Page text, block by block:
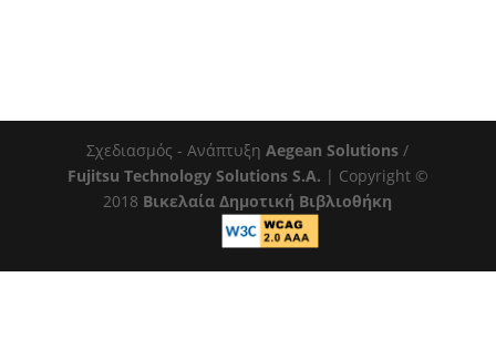
Σχεδιασμός - ΑνάπτυξηAegean Solutions /
Fujitsu Technology Solutions S.A. | Copyright ©
2018 Βικελαία Δημοτική Βιβλιοθήκη